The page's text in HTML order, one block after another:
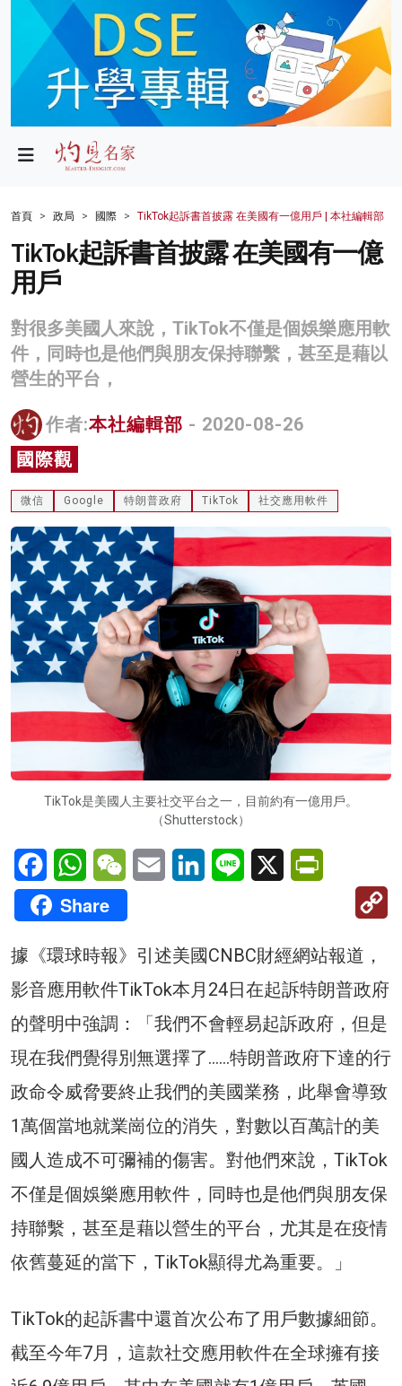
政局
財經
生活
健康
商業
科技
影片
名家榜
灼見活動
關於我們
首頁 政局 國際 TikTok起訴書首披露 在美國有一億用戶 | 本社編輯部
TikTok起訴書首披露 在美國有一億
用戶
對很多美國人來說，TikTok不僅是個娛樂應用軟
件，同時也是他們與朋友保持聯繫，甚至是藉以
營生的平台，
作者:本社編輯部 - 2020-08-26
國際觀
微信 Google 特朗普政府 TikTok 社交應用軟件
TikTok是美國人主要社交平台之一，目前約有一億用戶。
（Shutterstock）
FacebookWhatsAppWeChatEmail LinkedInLine X
Share
據《環球時報》引述美國CNBC財經網站報道，
影音應用軟件TikTok本月24日在起訴特朗普政府
的聲明中強調：「我們不會輕易起訴政府，但是
現在我們覺得別無選擇了……特朗普政府下達的行
政命令威脅要終止我們的美國業務，此舉會導致
1萬個當地就業崗位的消失，對數以百萬計的美
國人造成不可彌補的傷害。對他們來說，TikTok
不僅是個娛樂應用軟件，同時也是他們與朋友保
持聯繫，甚至是藉以營生的平台，尤其是在疫情
依舊蔓延的當下，TikTok顯得尤為重要。」
TikTok的起訴書中還首次公布了用戶數據細節。
截至今年7月，這款社交應用軟件在全球擁有接